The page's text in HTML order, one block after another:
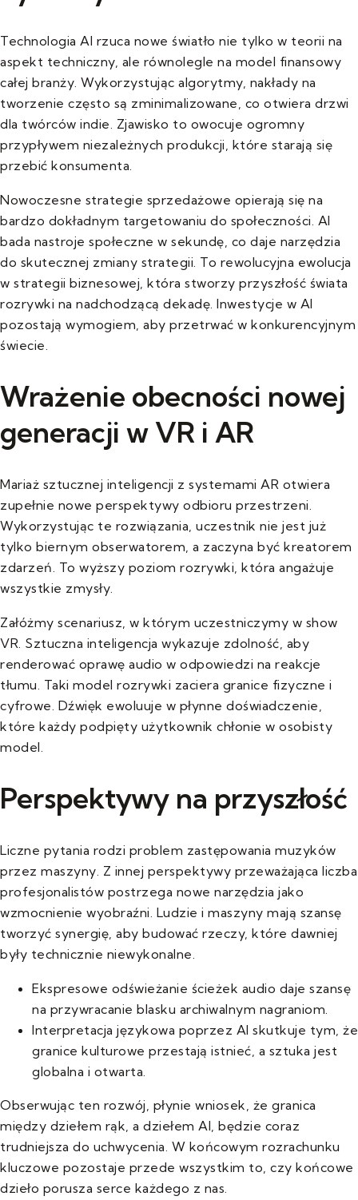
Technologia AI rzuca nowe światło nie tylko w teorii na
aspekt techniczny, ale równolegle na model finansowy
całej branży. Wykorzystując algorytmy, nakłady na
tworzenie często są zminimalizowane, co otwiera drzwi
dla twórców indie. Zjawisko to owocuje ogromny
przypływem niezależnych produkcji, które starają się
przebić konsumenta.
Nowoczesne strategie sprzedażowe opierają się na
bardzo dokładnym targetowaniu do społeczności. AI
bada nastroje społeczne w sekundę, co daje narzędzia
do skutecznej zmiany strategii. To rewolucyjna ewolucja
w strategii biznesowej, która stworzy przyszłość świata
rozrywki na nadchodzącą dekadę. Inwestycje w AI
pozostają wymogiem, aby przetrwać w konkurencyjnym
świecie.
Wrażenie obecności nowej
generacji w VR i AR
Mariaż sztucznej inteligencji z systemami AR otwiera
zupełnie nowe perspektywy odbioru przestrzeni.
Wykorzystując te rozwiązania, uczestnik nie jest już
tylko biernym obserwatorem, a zaczyna być kreatorem
zdarzeń. To wyższy poziom rozrywki, która angażuje
wszystkie zmysły.
Załóżmy scenariusz, w którym uczestniczymy w show
VR. Sztuczna inteligencja wykazuje zdolność, aby
renderować oprawę audio w odpowiedzi na reakcje
tłumu. Taki model rozrywki zaciera granice fizyczne i
cyfrowe. Dźwięk ewoluuje w płynne doświadczenie,
które każdy podpięty użytkownik chłonie w osobisty
model.
Perspektywy na przyszłość
Liczne pytania rodzi problem zastępowania muzyków
przez maszyny. Z innej perspektywy przeważająca liczba
profesjonalistów postrzega nowe narzędzia jako
wzmocnienie wyobraźni. Ludzie i maszyny mają szansę
tworzyć synergię, aby budować rzeczy, które dawniej
były technicznie niewykonalne.
Ekspresowe odświeżanie ścieżek audio daje szansę
na przywracanie blasku archiwalnym nagraniom.
Interpretacja językowa poprzez AI skutkuje tym, że
granice kulturowe przestają istnieć, a sztuka jest
globalna i otwarta.
Obserwując ten rozwój, płynie wniosek, że granica
między dziełem rąk, a dziełem AI, będzie coraz
trudniejsza do uchwycenia. W końcowym rozrachunku
kluczowe pozostaje przede wszystkim to, czy końcowe
dzieło porusza serce każdego z nas.